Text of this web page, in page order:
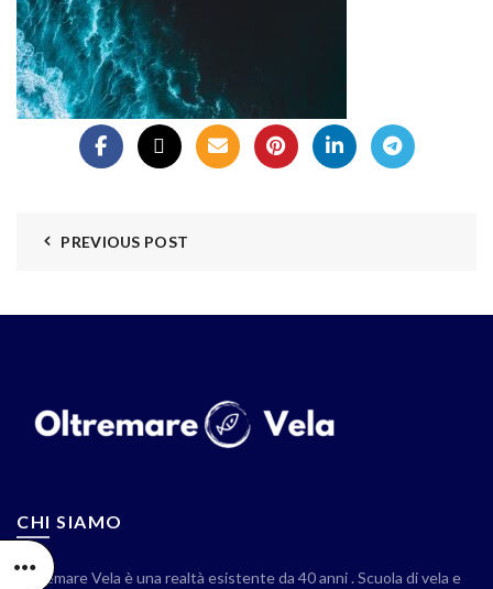
PREVIOUS POST
CHI SIAMO
Oltremare Vela è una realtà esistente da 40 anni . Scuola di vela e